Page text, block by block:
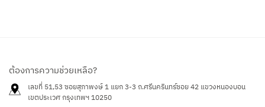
ต้องการความช่วยเหลือ?
เลขที่ 51,53 ซอยสุภาพงษ์ 1 แยก 3-3 ถ.ศรีนครินทร์ซอย 42แขวงหนองบอน
เขตประเวศ กรุงเทพฯ 10250